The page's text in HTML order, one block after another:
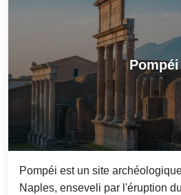
Pompéi
Pompéi est un site
Naples, enseveli par l'éruption